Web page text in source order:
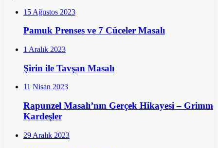
15 Ağustos 2023
Pamuk Prenses ve 7 Cüceler Masalı
1 Aralık 2023
Şirin ile Tavşan Masalı
11 Nisan 2023
Rapunzel Masalı’nın Gerçek Hikayesi – Grimm
Kardeşler
29 Aralık 2023